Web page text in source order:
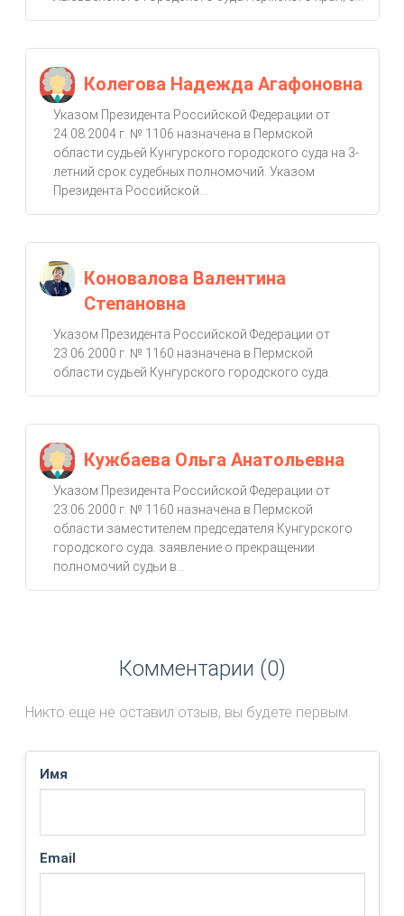
Колегова Надежда Агафоновна
Указом Президента Российской Федерации от
24.08.2004 г. № 1106 назначена в Пермской
области судьей Кунгурского городского суда на 3-
летний срок судебных полномочий. Указом
Президента Российской...
Коновалова Валентина
Степановна
Указом Президента Российской Федерации от
23.06.2000 г. № 1160 назначена в Пермской
области судьей Кунгурского городского суда.
Кужбаева Ольга Анатольевна
Указом Президента Российской Федерации от
23.06.2000 г. № 1160 назначена в Пермской
области заместителем председателя Кунгурского
городского суда. заявление о прекращении
полномочий судьи в...
Комментарии (0)
Никто еще не оставил отзыв, вы будете первым.
Имя
Email